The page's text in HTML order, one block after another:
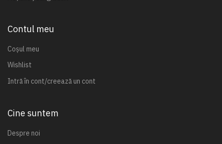
Contul meu
Coșul meu
Wishlist
Intră în cont/creează un cont
Cine suntem
Despre noi